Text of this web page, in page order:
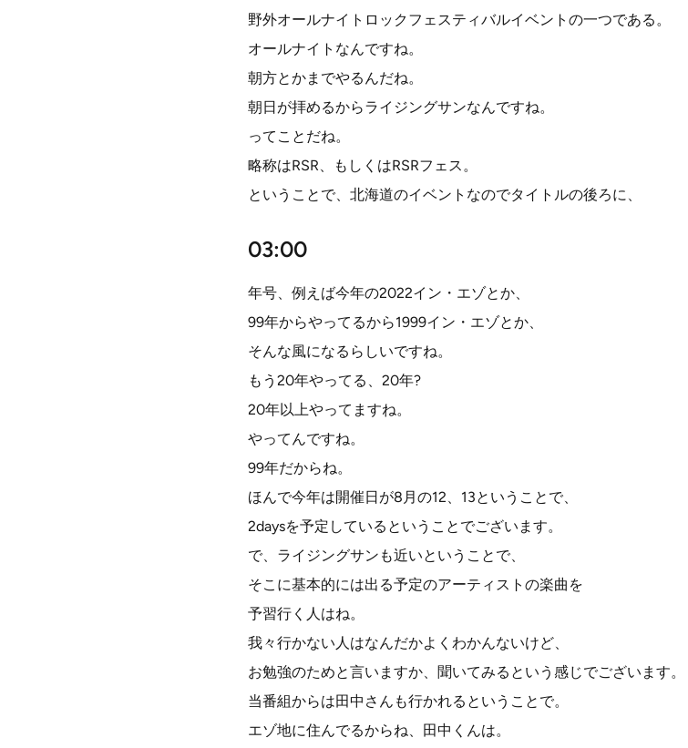
野外オールナイトロックフェスティバルイベントの一つである。
オールナイトなんですね。
朝方とかまでやるんだね。
朝日が拝めるからライジングサンなんですね。
ってことだね。
略称はRSR、もしくはRSRフェス。
ということで、北海道のイベントなのでタイトルの後ろに、
03:00
年号、例えば今年の2022イン・エゾとか、
99年からやってるから1999イン・エゾとか、
そんな風になるらしいですね。
もう20年やってる、20年?
20年以上やってますね。
やってんですね。
99年だからね。
ほんで今年は開催日が8月の12、13ということで、
2daysを予定しているということでございます。
で、ライジングサンも近いということで、
そこに基本的には出る予定のアーティストの楽曲を
予習行く人はね。
我々行かない人はなんだかよくわかんないけど、
お勉強のためと言いますか、聞いてみるという感じでございます。
当番組からは田中さんも行かれるということで。
エゾ地に住んでるからね、田中くんは。